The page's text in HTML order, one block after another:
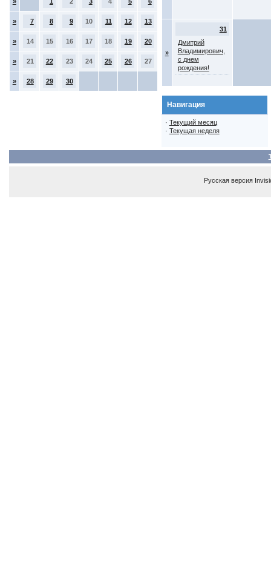
» 7 8 9 10 11 12 13
» 14 15 16 17 18 19 20
» 21 22 23 24 25 26 27
» 28 29 30
»
31
Дмитрий
Владимирович,
с днем
рождения!
Навигация
· Текущий месяц
· Текущая неделя
Русская версия